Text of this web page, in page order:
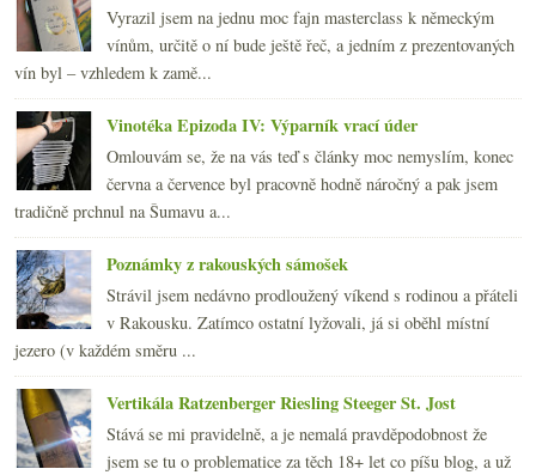
Vyrazil jsem na jednu moc fajn masterclass k německým
vínům, určitě o ní bude ještě řeč, a jedním z prezentovaných
vín byl – vzhledem k zamě...
Vinotéka Epizoda IV: Výparník vrací úder
Omlouvám se, že na vás teď s články moc nemyslím, konec
června a července byl pracovně hodně náročný a pak jsem
tradičně prchnul na Šumavu a...
Poznámky z rakouských sámošek
Strávil jsem nedávno prodloužený víkend s rodinou a přáteli
v Rakousku. Zatímco ostatní lyžovali, já si oběhl místní
jezero (v každém směru ...
Vertikála Ratzenberger Riesling Steeger St. Jost
Stává se mi pravidelně, a je nemalá pravděpodobnost že
jsem se tu o problematice za těch 18+ let co píšu blog, a už